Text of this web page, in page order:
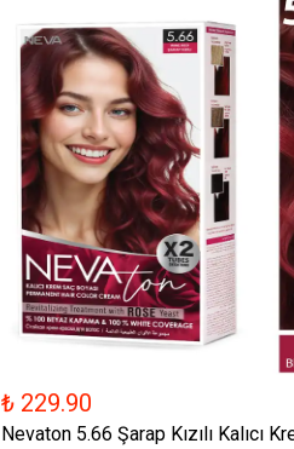
₺ 229.90
Nevaton 5.66 Şarap Kızılı Kalıcı